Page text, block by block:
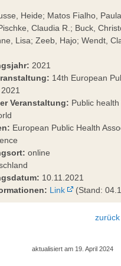
Heide; Matos Fialho,
Claudia R.; Buck,
Lisa; Zeeb, Hajo; Wendt,
2021
14th European
Veranstaltung: Public
European Public Health
online
10.11.2021
Link (Stand:
aktualisiert am 19. April 2024